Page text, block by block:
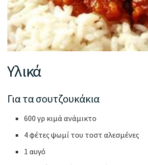
Υλικά
Για τα σουτζουκάκια
600 γρ κιμά ανάμικτο
4 φέτες ψωμί του τοστ αλεσμένες
1 αυγό